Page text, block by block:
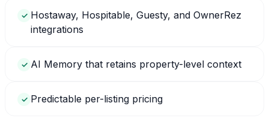
✓ Hostaway, Hospitable, Guesty, and OwnerRez
integrations
✓ AI Memory that retains property-level context
✓ Predictable per-listing pricing